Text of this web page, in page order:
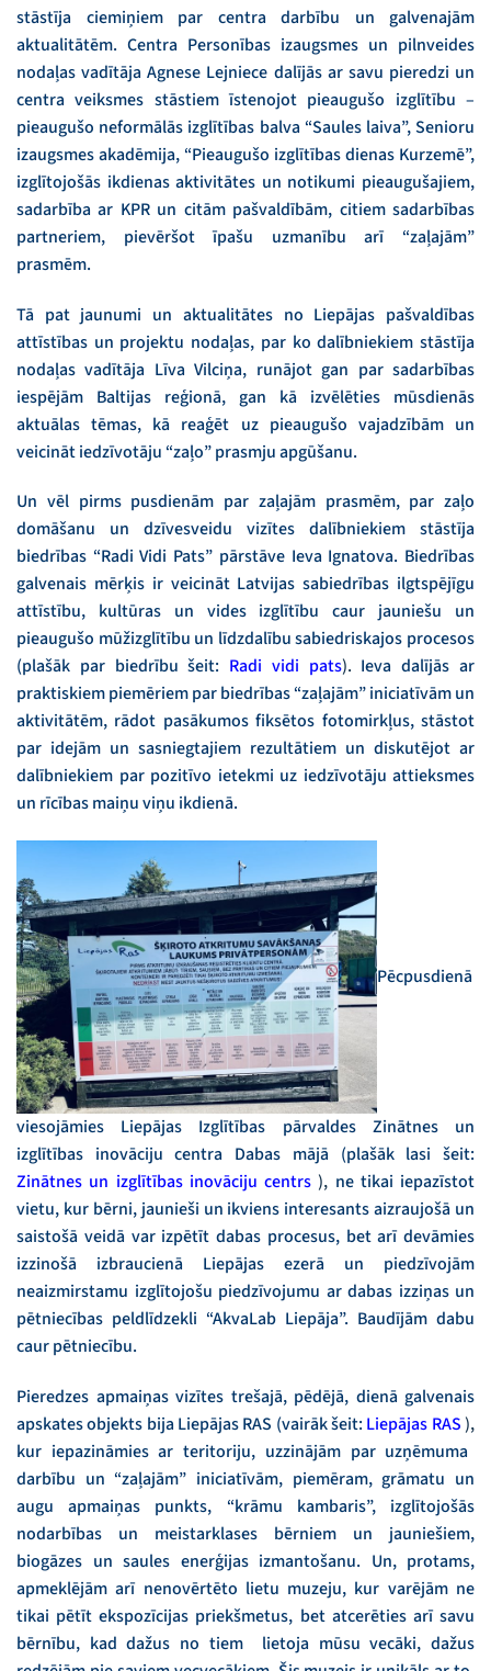
stāstīja ciemiņiem par centra darbību un galvenajām
aktualitātēm. Centra Personības izaugsmes un pilnveides
nodaļas vadītāja Agnese Lejniece dalījās ar savu pieredzi un
centra veiksmes stāstiem īstenojot pieaugušo izglītību –
pieaugušo neformālās izglītības balva “Saules laiva”, Senioru
izaugsmes akadēmija, “Pieaugušo izglītības dienas Kurzemē”,
izglītojošās ikdienas aktivitātes un notikumi pieaugušajiem,
sadarbība ar KPR un citām pašvaldībām, citiem sadarbības
partneriem, pievēršot īpašu uzmanību arī “zaļajām”
prasmēm.
Tā pat jaunumi un aktualitātes no Liepājas pašvaldības
attīstības un projektu nodaļas, par ko dalībniekiem stāstīja
nodaļas vadītāja Līva Vilciņa, runājot gan par sadarbības
iespējām Baltijas reģionā, gan kā izvēlēties mūsdienās
aktuālas tēmas, kā reaģēt uz pieaugušo vajadzībām un
veicināt iedzīvotāju “zaļo” prasmju apgūšanu.
Un vēl pirms pusdienām par zaļajām prasmēm, par zaļo
domāšanu un dzīvesveidu vizītes dalībniekiem stāstīja
biedrības “Radi Vidi Pats” pārstāve Ieva Ignatova. Biedrības
galvenais mērķis ir veicināt Latvijas sabiedrības ilgtspējīgu
attīstību, kultūras un vides izglītību caur jauniešu un
pieaugušo mūžizglītību un līdzdalību sabiedriskajos procesos
(plašāk par biedrību šeit: Radi vidi pats). Ieva dalījās ar
praktiskiem piemēriem par biedrības “zaļajām” iniciatīvām un
aktivitātēm, rādot pasākumos fiksētos fotomirkļus, stāstot
par idejām un sasniegtajiem rezultātiem un diskutējot ar
dalībniekiem par pozitīvo ietekmi uz iedzīvotāju attieksmes
un rīcības maiņu viņu ikdienā.
Pēcpusdienā
viesojāmies Liepājas Izglītības pārvaldes Zinātnes un
izglītības inovāciju centra Dabas mājā (plašāk lasi šeit:
Zinātnes un izglītības inovāciju centrs ), ne tikai iepazīstot
vietu, kur bērni, jaunieši un ikviens interesants aizraujošā un
saistošā veidā var izpētīt dabas procesus, bet arī devāmies
izzinošā izbraucienā Liepājas ezerā un piedzīvojām
neaizmirstamu izglītojošu piedzīvojumu ar dabas izziņas un
pētniecības peldlīdzekli “AkvaLab Liepāja”. Baudījām dabu
caur pētniecību.
Pieredzes apmaiņas vizītes trešajā, pēdējā, dienā galvenais
apskates objekts bija Liepājas RAS (vairāk šeit: Liepājas RAS),
kur iepazināmies ar teritoriju, uzzinājām par uzņēmuma
darbību un “zaļajām” iniciatīvām, piemēram, grāmatu un
augu apmaiņas punkts, “krāmu kambaris”, izglītojošās
nodarbības un meistarklases bērniem un jauniešiem,
biogāzes un saules enerģijas izmantošanu. Un, protams,
apmeklējām arī nenovērtēto lietu muzeju, kur varējām ne
tikai pētīt ekspozīcijas priekšmetus, bet atcerēties arī savu
bērnību, kad dažus no tiem lietoja mūsu vecāki, dažus